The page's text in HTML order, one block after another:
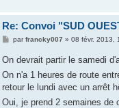
Re: Convoi "SUD
M
s
g
e
parfrancky007 » 08 févr. 2013,
On devrait partir le samedi
On n'a 1 heures de route
retour le lundi avec un arrêt
Oui, je prend 2 semaines de